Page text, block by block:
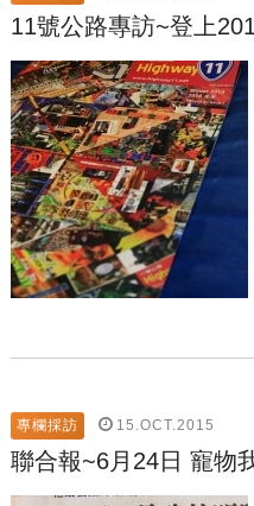
11號公路專訪~登上
專欄採訪 15.OCT.2015
聯合報~6月24日 寵物